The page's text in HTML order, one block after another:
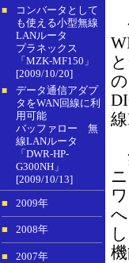
■
コンバータとして
も使える小型無線
LANルータ
プラネックス
「MZK-MF150」
[2009/10/20]
■
データ通信アダプ
タをWAN回線に利
用可能
バッファロー 無
線LANルータ
「DWR-HP-
G300NH」
[2009/10/13]
■ 2009年
■ 2008年
■ 2007年